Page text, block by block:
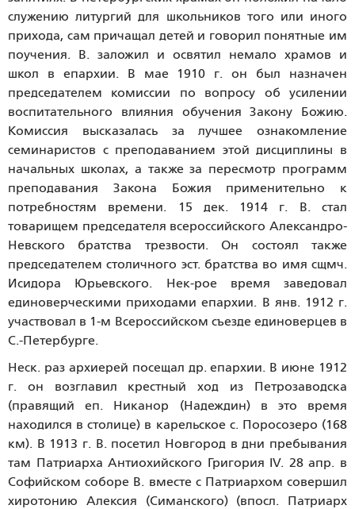
служению литургий для школьников того или иного
прихода, сам причащал детей и говорил понятные им
поучения. В. заложил и освятил немало храмов и
школ в епархии. В мае 1910 г. он был назначен
председателем комиссии по вопросу об усилении
воспитательного влияния обучения Закону Божию.
Комиссия высказалась за лучшее ознакомление
семинаристов с преподаванием этой дисциплины в
начальных школах, а также за пересмотр программ
преподавания Закона Божия применительно к
потребностям времени. 15 дек. 1914 г. В. стал
товарищем председателя всероссийского Александро-
Невского братства трезвости. Он состоял также
председателем столичного эст. братства во имя сщмч.
Исидора Юрьевского. Нек-рое время заведовал
единоверческими приходами епархии. В янв. 1912 г.
участвовал в 1-м Всероссийском съезде единоверцев в
С.-Петербурге.
Неск. раз архиерей посещал др. епархии. В июне 1912
г. он возглавил крестный ход из Петрозаводска
(правящий еп. Никанор (Надеждин) в это время
находился в столице) в карельское с. Поросозеро (168
км). В 1913 г. В. посетил Новгород в дни пребывания
там Патриарха Антиохийского Григория IV. 28 апр. в
Софийском соборе В. вместе с Патриархом совершил
хиротонию Алексия (Симанского) (впосл. Патриарх